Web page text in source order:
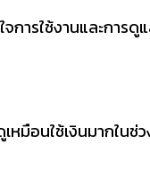
ารใช้งานและการดู
หมือนใช้เงินมากในช่